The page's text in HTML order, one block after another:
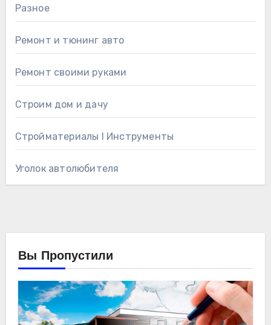
Разное
Ремонт и тюнинг авто
Ремонт своими руками
Строим дом и дачу
Стройматериалы l Инструменты
Уголок автолюбителя
Вы Пропустили